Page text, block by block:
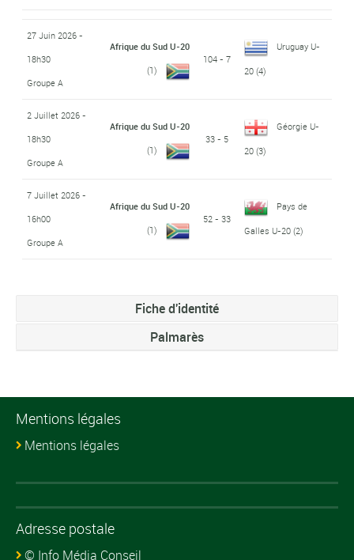
27 Juin 2026 -
18h30
Groupe A
Afrique du Sud U-20
(1)
104 - 7
Uruguay U-
20(4)
2 Juillet 2026 -
18h30
Groupe A
Afrique du Sud U-20
(1)
33 - 5
Géorgie U-
20(3)
7 Juillet 2026 -
16h00
Groupe A
Afrique du Sud U-20
(1)
52 - 33
Pays de
Galles U-20(2)
Fiche d'identité
Palmarès
Mentions légales
Mentions légales
Adresse postale
© Info Média Conseil